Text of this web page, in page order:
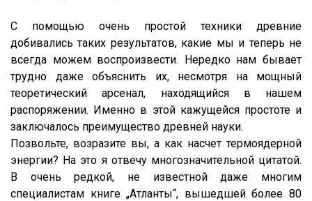
С помощью очень простой техники древние
добивались таких результатов, какие мы и теперь не
всегда можем воспроизвести. Нередко нам бывает
трудно даже объяснить их, несмотря на мощный
теоретический арсенал, находящийся в нашем
распоряжении. Именно в этой кажущейся простоте и
заключалось преимущество древней науки.
Позвольте, возразите вы, а как насчет термоядерной
энергии? На это я отвечу многозначительной цитатой.
В очень редкой, не известной даже многим
специалистам книге „Атланты“, вышедшей более 80